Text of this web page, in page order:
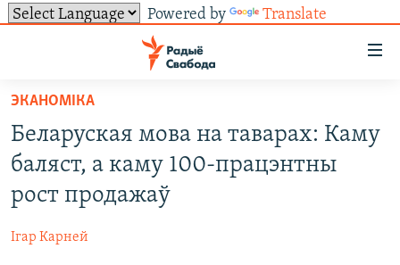
Powered by Translate
ўнівэрсальнага
доступу
Перайсьці
да
галоўнага
зьместу
Перайсьці
да
УСЕ НАВІНЫ
ПАЛІТЫКА
ТОЛЬКІ НА СВАБОДЗЕ
ГІСТОРЫЯ НА СВАБОДЗЕ
ПАДЗЯЛІЦЦА ІНФАРМАЦЫЯЙ
RSS
ЭКАНОМІКА
Беларуская мова на таварах: Каму
баляст, а каму 100-працэнтны
рост продажаў
Ігар Карней